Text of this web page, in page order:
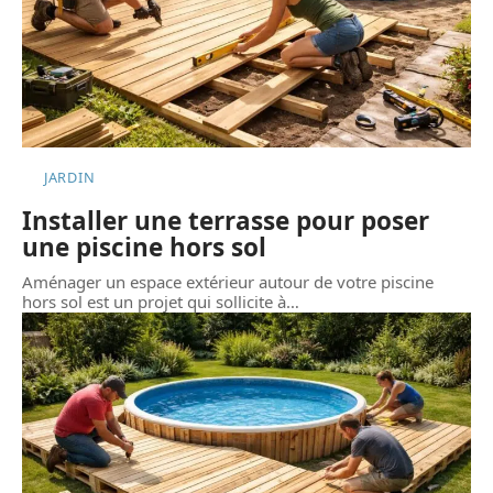
JARDIN
Installer une terrasse pour poser
une piscine hors sol
Aménager un espace extérieur autour de votre piscine
hors sol est un projet qui sollicite à…